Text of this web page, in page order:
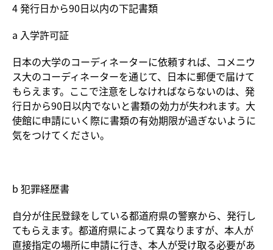
4 発行日から90日以内の下記書類
a 入学許可証
日本の大学のコーディネーターに依頼すれば、コメニウ
ス大のコーディネーターを通じて、日本に郵便で届けて
もらえます。ここで注意をしなければならないのは、発
行日から90日以内でないと書類の効力が失われます。大
使館に申請にいく際に書類の有効期限が過ぎないように
気をつけてください。
b 犯罪経歴書
自分が住民登録をしている都道府県の警察から、発行し
てもらえます。都道府県によって異なりますが、本人が
直接指定の場所に申請に行き、本人が受け取る必要があ